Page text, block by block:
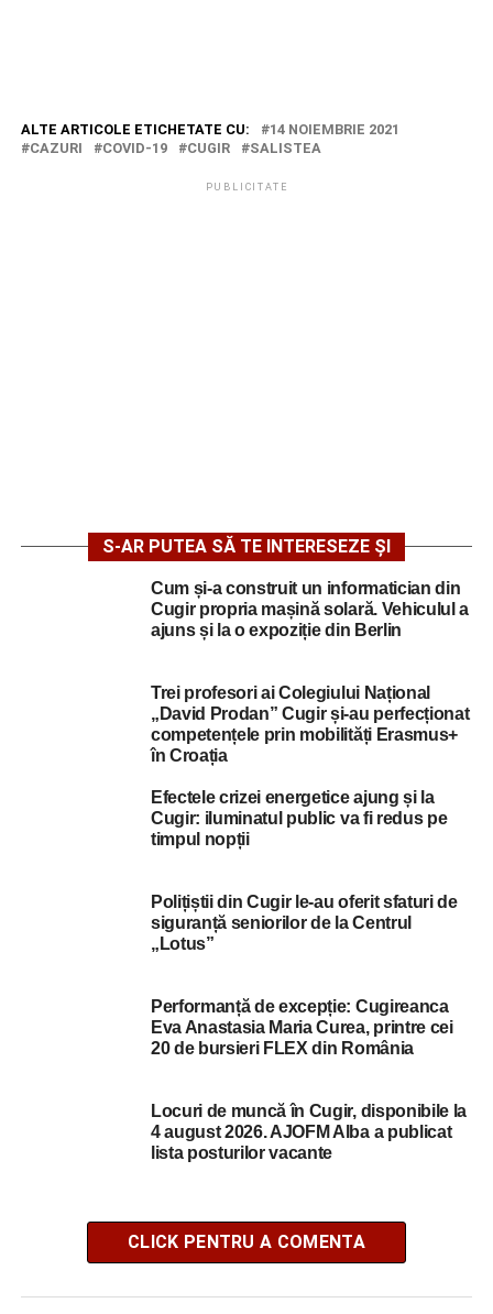
ALTE ARTICOLE ETICHETATE CU:
14 NOIEMBRIE 2021
CAZURI
COVID-19 CUGIR SALISTEA
PUBLICITATE
S-AR PUTEA SĂ TE INTERESEZE ȘI
Cum și-a construit un informatician din
Cugir propria mașină solară. Vehiculul a
ajuns și la o expoziție din Berlin
Trei profesori ai Colegiului Național
„David Prodan” Cugir și-au perfecționat
competențele prin mobilități Erasmus+
în Croația
Efectele crizei energetice ajung și la
Cugir: iluminatul public va fi redus pe
timpul nopții
Polițiștii din Cugir le-au oferit sfaturi de
siguranță seniorilor de la Centrul
„Lotus”
Performanță de excepție: Cugireanca
Eva Anastasia Maria Curea, printre cei
20 de bursieri FLEX din România
Locuri de muncă în Cugir, disponibile la
4 august 2026. AJOFM Alba a publicat
lista posturilor vacante
CLICK PENTRU A COMENTA